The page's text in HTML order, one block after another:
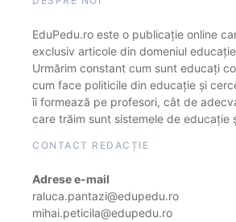
EduPedu.ro este o publicație online
exclusiv articole din domeniul
Urmărim constant cum sunt educați
cum face politicile din educație și
îi formează pe profesori, cât de
care trăim sunt sistemele de educație
CONTACT REDACȚIE
Adrese e-mail
raluca.pantazi@edupedu.ro
mihai.peticila@edupedu.ro